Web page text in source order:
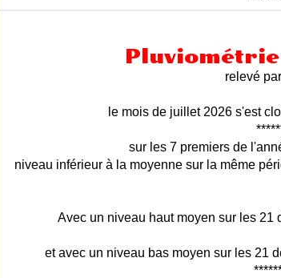
relevé
le mois de juillet 2026 s'est
sur les 7 premiers de
niveau inférieur à la moyenne sur la même
Avec un niveau haut moyen sur les 21
et avec un niveau bas moyen sur les 21